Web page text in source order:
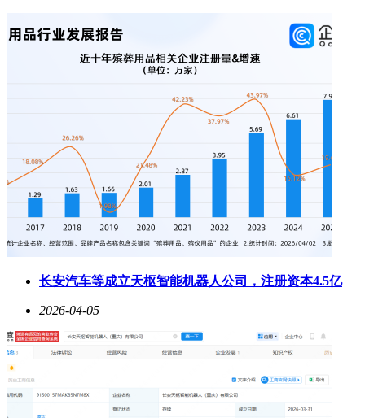
长安汽车等成立天枢智能机器人公司，注册资本4.5亿
2026-04-05